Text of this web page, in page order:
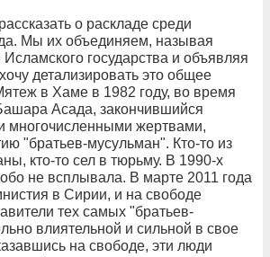
о раскладе среди
Мы их объединяем, называя
государства и объявляя
детализировать это общее
в Хаме в 1982 году, во время
Асада, закончившийся
многочисленными жертвами,
"братьев-мусульман". Кто-то из
кто-то сел в тюрьму. В 1990-х
не всплывала. В марте 2011 года
в Сирии, и на свободе
тех самых "братьев-
влиятельной и сильной в свое
на свободе, эти люди